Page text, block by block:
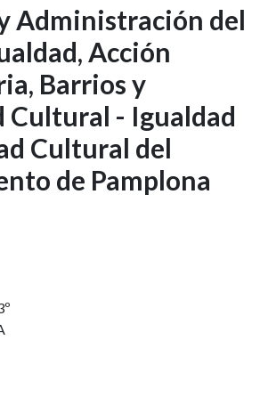
Administración del
Acción
Barrios y
Cultural - Igualdad
Cultural del
de Pamplona